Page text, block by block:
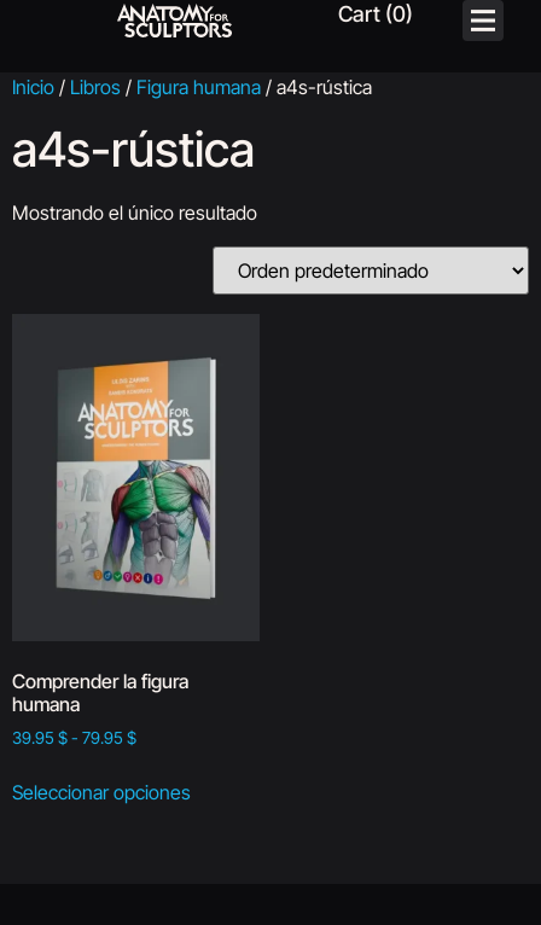
Inicio / Libros / Figura humana / a4s-rústica
a4s-rústica
Mostrando el único resultado
Comprender la figura
humana
39.95 $- 79.95 $
Seleccionar opciones